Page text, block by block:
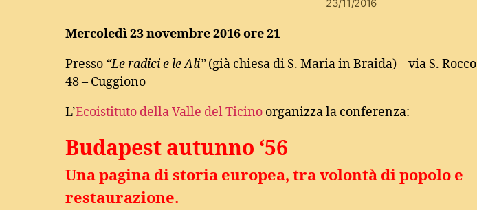
23/11/2016
Mercoledì 23 novembre 2016 ore 21
Presso “Le radici e le Ali”(già chiesa di S. Maria in Braida) – via S. Rocco
48 – Cuggiono
L’Ecoistituto della Valle del Ticino organizza la conferenza:
Budapest autunno ‘56
Una pagina di storia europea, tra volontà di popolo e
restaurazione.